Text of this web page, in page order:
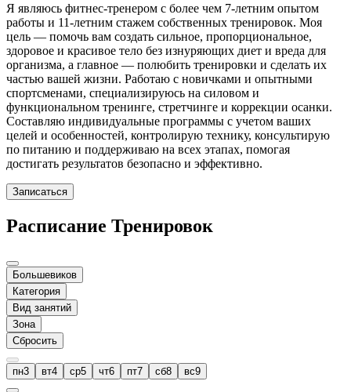
Я являюсь фитнес-тренером с более чем 7-летним опытом
работы и 11-летним стажем собственных тренировок. Моя
цель — помочь вам создать сильное, пропорциональное,
здоровое и красивое тело без изнуряющих диет и вреда для
организма, а главное — полюбить тренировки и сделать их
частью вашей жизни. Работаю с новичками и опытными
спортсменами, специализируюсь на силовом и
функциональном тренинге, стретчинге и коррекции осанки.
Составляю индивидуальные программы с учетом ваших
целей и особенностей, контролирую технику, консультирую
по питанию и поддерживаю на всех этапах, помогая
достигать результатов безопасно и эффективно.
Записаться
Расписание Тренировок
Большевиков
Категория
Вид занятий
Зона
Сбросить
пн3 вт4 ср5 чт6 пт7 сб8 вс9